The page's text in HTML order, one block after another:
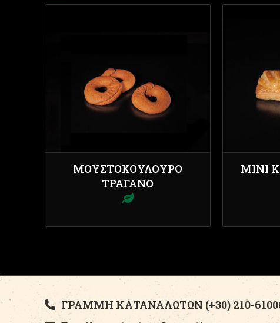
ΜΟΥΣΤΟΚΟΎΛΟΥΡΟ
ΤΡΑΓΑΝΌ
ΜΊΝΙ
ΓΡΑΜΜΗ ΚΑΤΑΝΑΛΩΤΩΝ (+30) 210-